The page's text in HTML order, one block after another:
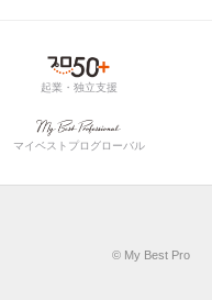
起業・独立支援
マイベストプログローバル
© My Best Pro